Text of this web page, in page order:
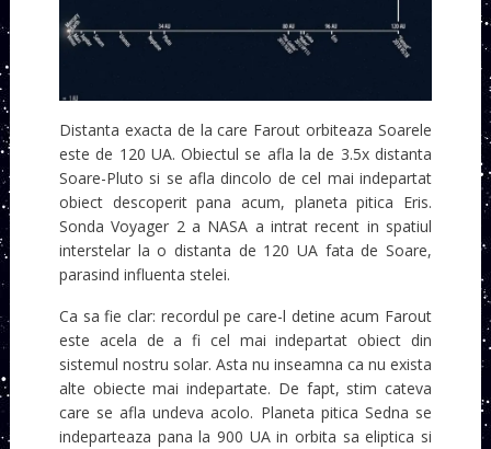
Distanta exacta de la care Farout orbiteaza Soarele
este de 120 UA. Obiectul se afla la de 3.5x distanta
Soare-Pluto si se afla dincolo de cel mai indepartat
obiect descoperit pana acum, planeta pitica Eris.
Sonda Voyager 2 a NASA a intrat recent in spatiul
interstelar la o distanta de 120 UA fata de Soare,
parasind influenta stelei.
Ca sa fie clar: recordul pe care-l detine acum Farout
este acela de a fi cel mai indepartat obiect din
sistemul nostru solar. Asta nu inseamna ca nu exista
alte obiecte mai indepartate. De fapt, stim cateva
care se afla undeva acolo. Planeta pitica Sedna se
indeparteaza pana la 900 UA in orbita sa eliptica si